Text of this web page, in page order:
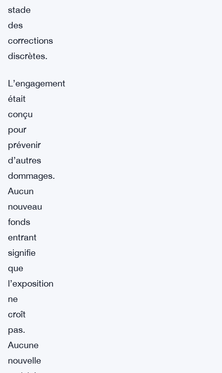
stade
des
corrections
discrètes.
L’engagement
était
conçu
pour
prévenir
d’autres
dommages.
Aucun
nouveau
fonds
entrant
signifie
que
l’exposition
ne
croît
pas.
Aucune
nouvelle